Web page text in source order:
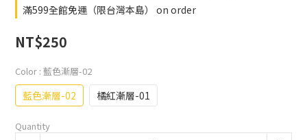
滿599全館免運（限台灣本島） on order
NT$250
Color : 藍色漸層-02
藍色漸層-02 橘紅漸層-01
Quantity